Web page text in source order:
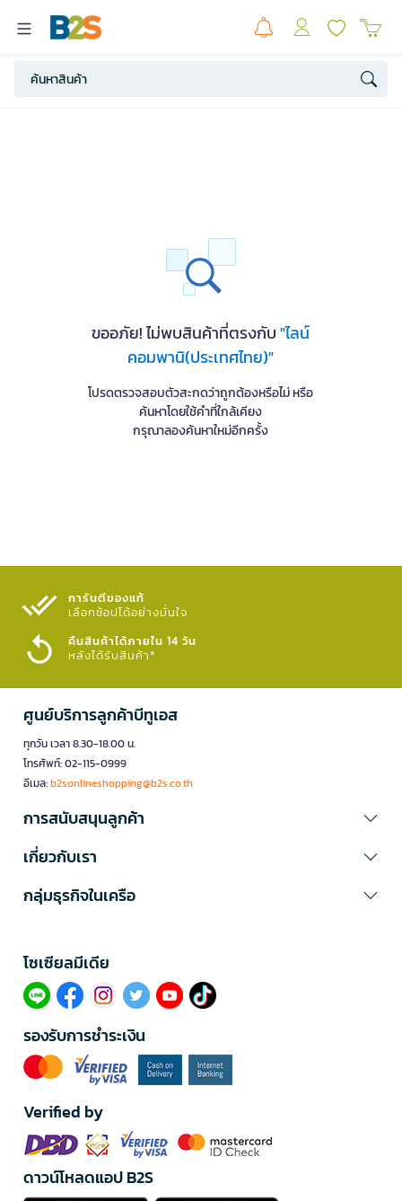
ขออภัย! ไม่พบสินค้าที่ตรงกับ"ไลน์
คอมพานิ(ประเทศไทย)"
โปรดตรวจสอบตัวสะกดว่าถูกต้องหรือไม่ หรือ
ค้นหาโดยใช้คำที่ใกล้เคียง
กรุณาลองค้นหาใหม่อีกครั้ง
การันตีของแท้
เลือกช้อปได้อย่างมั่นใจ​
คืนสินค้าได้ภายใน 14 วัน
หลังได้รับสินค้า*
ศูนย์บริการลูกค้าบีทูเอส
ทุกวัน เวลา 8.30-18.00 น.
โทรศัพท์: 02-115-0999
อีเมล:b2sonlineshopping@b2s.co.th
การสนับสนุนลูกค้า
เกี่ยวกับเรา
กลุ่มธุรกิจในเครือ
โซเซียลมีเดีย​
รองรับการชำระเงิน
Verified by
ดาวน์โหลดแอป B2S